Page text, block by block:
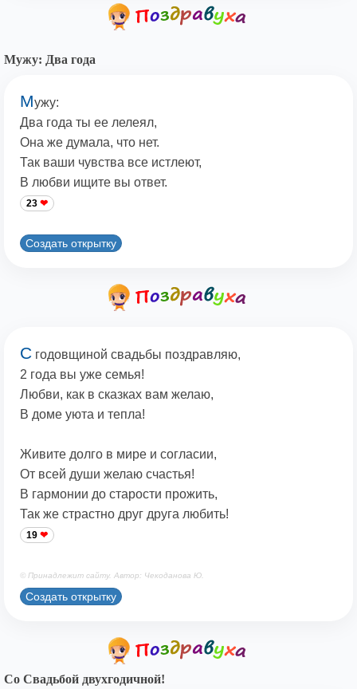
Мужу: Два года
Мужу:
Два года ты ее лелеял,
Она же думала, что нет.
Так ваши чувства все истлеют,
В любви ищите вы ответ.
23
Создать открытку
С годовщиной свадьбы поздравляю,
2 года вы уже семья!
Любви, как в сказках вам желаю,
В доме уюта и тепла!
Живите долго в мире и согласии,
От всей души желаю счастья!
В гармонии до старости прожить,
Так же страстно друг друга любить!
19
© Принадлежит сайту. Автор: Чекоданова Ю.
Создать открытку
Со Свадьбой двухгодичной!